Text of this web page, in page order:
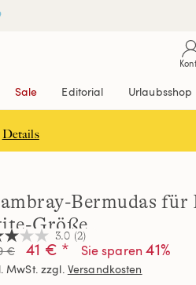
Sale Editorial Urlaubsshop
Details
Bermudas für
Größe
3.0 (2)
€ 41 € * Sie sparen 41%
MwSt. zzgl. Versandkosten